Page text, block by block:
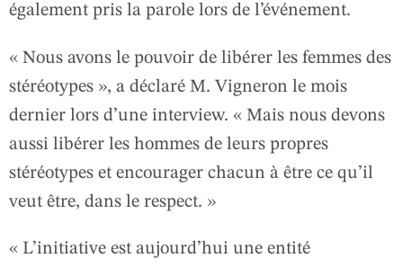
également pris la parole lors de l’événement.
« Nous avons le pouvoir de libérer les femmes des
stéréotypes », a déclaré M. Vigneron le mois
dernier lors d’une interview. « Mais nous devons
aussi libérer les hommes de leurs propres
stéréotypes et encourager chacun à être ce qu’il
veut être, dans le respect. »
« L’initiative est aujourd’hui une entité